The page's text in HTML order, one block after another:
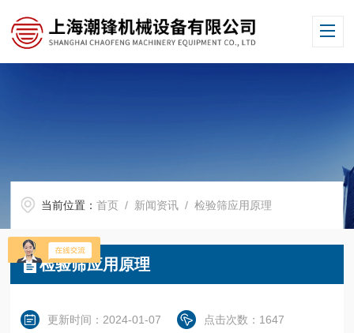
当前位置：首页 / 新闻资讯 / 检验筛应用原理
检验筛应用原理
更新时间：2024-01-07 点击次数：1647